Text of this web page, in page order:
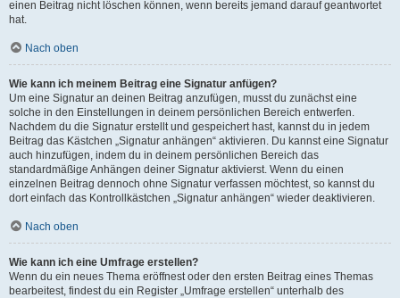
einen Beitrag nicht löschen können, wenn bereits jemand darauf geantwortet
hat.
Nach oben
Wie kann ich meinem Beitrag eine Signatur anfügen?
Um eine Signatur an deinen Beitrag anzufügen, musst du zunächst eine
solche in den Einstellungen in deinem persönlichen Bereich entwerfen.
Nachdem du die Signatur erstellt und gespeichert hast, kannst du in jedem
Beitrag das Kästchen „Signatur anhängen“ aktivieren. Du kannst eine Signatur
auch hinzufügen, indem du in deinem persönlichen Bereich das
standardmäßige Anhängen deiner Signatur aktivierst. Wenn du einen
einzelnen Beitrag dennoch ohne Signatur verfassen möchtest, so kannst du
dort einfach das Kontrollkästchen „Signatur anhängen“ wieder deaktivieren.
Nach oben
Wie kann ich eine Umfrage erstellen?
Wenn du ein neues Thema eröffnest oder den ersten Beitrag eines Themas
bearbeitest, findest du ein Register „Umfrage erstellen“ unterhalb des